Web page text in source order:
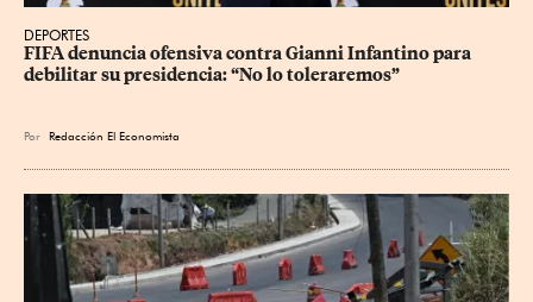
DEPORTES
FIFA denuncia ofensiva contra Gianni Infantino para
debilitar su presidencia: “No lo toleraremos”
Por Redacción El Economista